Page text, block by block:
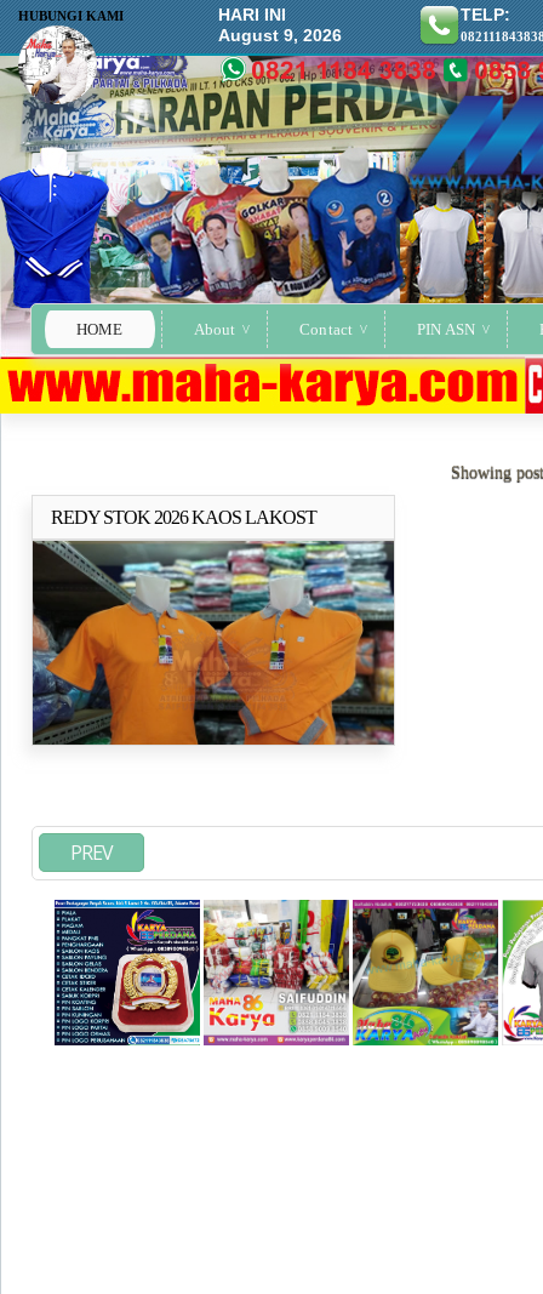
HOME About Contact PIN ASN
HUBUNGI KAMI
HARI INI
August 9, 2026
TELP:
Showing
REDY STOK 2026 KAOS LAKOST
CATTON UNTUK SUMUA PARTAI
Selengkapnya..
PREV